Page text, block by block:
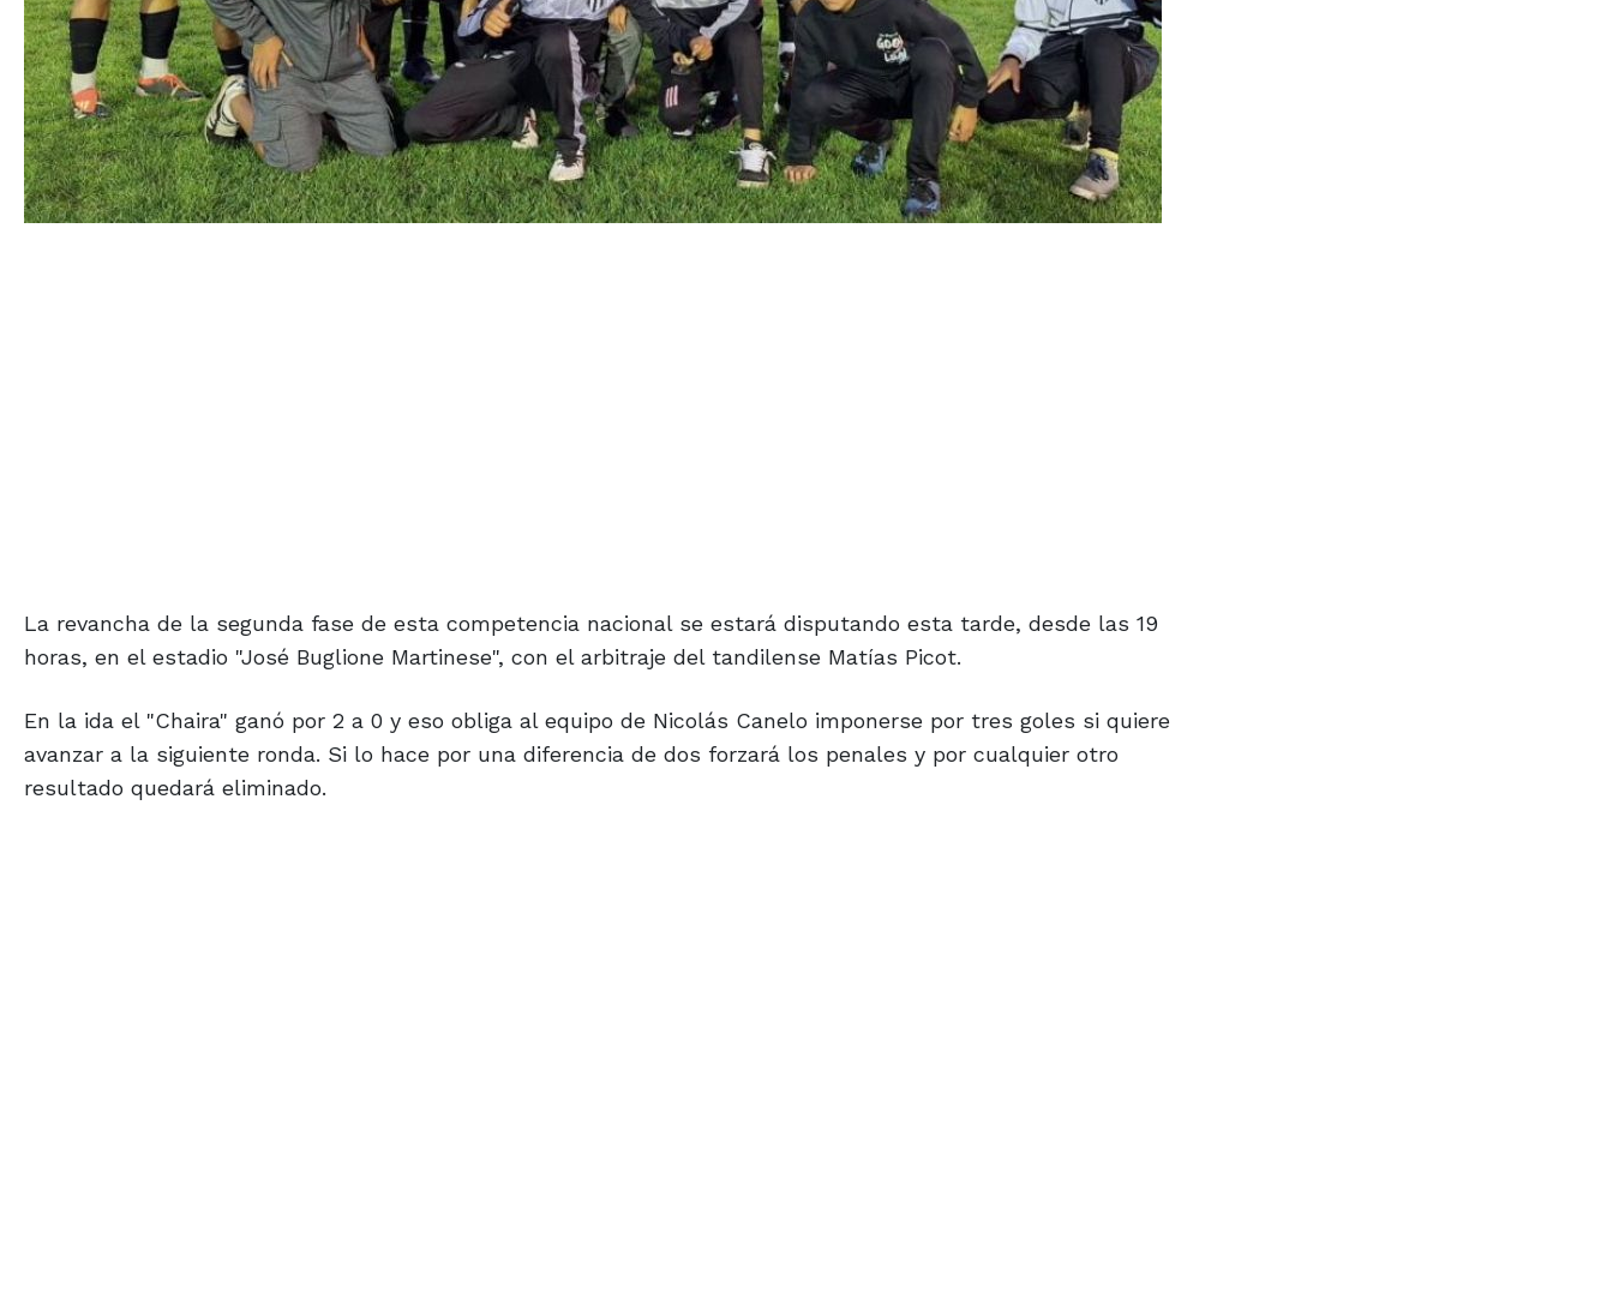
La revancha de la segunda fase de esta competencia nacional se estará disputando esta tarde, desde las 19
horas, en el estadio "José Buglione Martinese", con el arbitraje del tandilense Matías Picot.
En la ida el "Chaira" ganó por 2 a 0 y eso obliga al equipo de Nicolás Canelo imponerse por tres goles si quiere
avanzar a la siguiente ronda. Si lo hace por una diferencia de dos forzará los penales y por cualquier otro
resultado quedará eliminado.